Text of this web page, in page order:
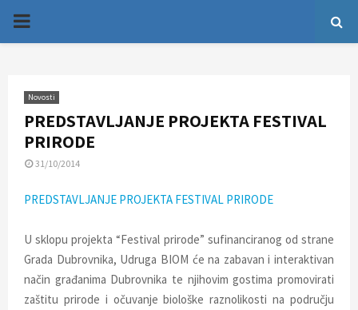
P
M
Novosti
PREDSTAVLJANJE PROJEKTA FESTIVAL
PRIRODE
31/10/2014
PREDSTAVLJANJE PROJEKTA FESTIVAL PRIRODE
U sklopu projekta “Festival prirode” sufinanciranog od strane
Grada Dubrovnika, Udruga BIOM će na zabavan i interaktivan
način građanima Dubrovnika te njihovim gostima promovirati
zaštitu prirode i očuvanje biološke raznolikosti na području